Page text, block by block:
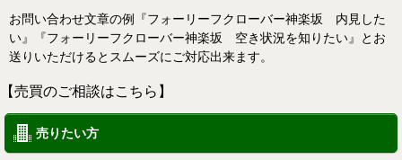
お問い合わせ文章の例『フォーリーフクローバー神楽坂 内見した
い』『フォーリーフクローバー神楽坂 空き状況を知りたい』とお
送りいただけるとスムーズにご対応出来ます。
【売買のご相談はこちら】
売りたい方